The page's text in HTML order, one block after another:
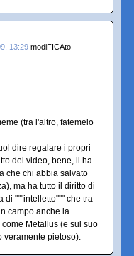
13:29 modiFICAto
(tra l'altro, fatemelo
dire regalare i propri
dei video, bene, li ha
che chi abbia salvato
ma ha tutto il diritto di
di """intelletto""" che tra
campo anche la
Metallus (e sul suo
veramente pietoso).